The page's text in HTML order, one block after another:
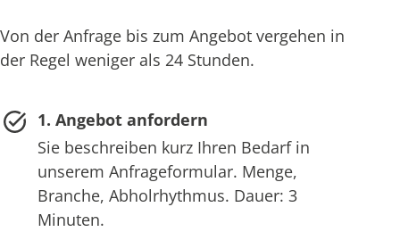
Von der Anfrage bis zum Angebot vergehen in
der Regel weniger als 24 Stunden.
1. Angebot anfordern
Sie beschreiben kurz Ihren Bedarf in
unserem Anfrageformular. Menge,
Branche, Abholrhythmus. Dauer: 3
Minuten.